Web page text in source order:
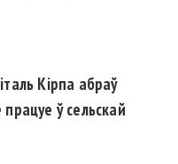
Кірпа абраў
ў сельскай